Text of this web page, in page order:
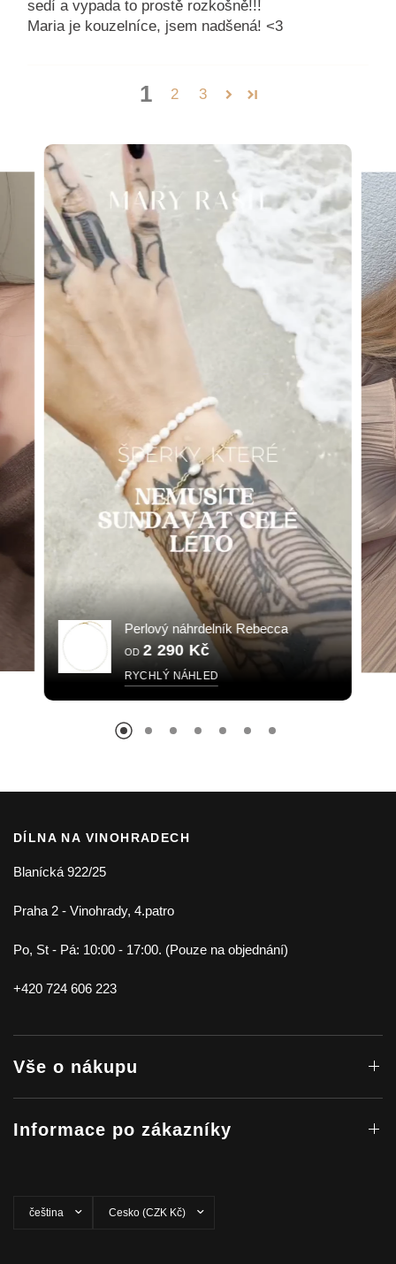
sedí a vypada to prostě rozkošně!!!
Maria je kouzelníce, jsem nadšená! <3
1 2 3
Perlový náhrdelník Rebecca
OD 2 290 Kč
RYCHLÝ NÁHLED
DÍLNA NA VINOHRADECH
Blanícká 922/25
Praha 2 - Vinohrady, 4.patro
Po, St - Pá: 10:00 - 17:00. (Pouze na objednání)
+420 724 606 223
Vše o nákupu
Informace po zákazníky
zemi/oblast